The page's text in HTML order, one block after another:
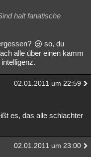
halt fanatische
so, du
alle über einen kamm
02.01.2011 um 22:59
es, das alle schlachter
02.01.2011 um 23:00